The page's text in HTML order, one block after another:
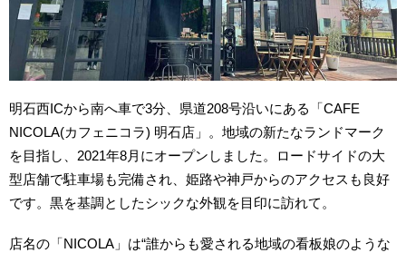
明石西ICから南へ車で3分、県道208号沿いにある「CAFE
NICOLA(カフェニコラ) 明石店」。地域の新たなランドマーク
を目指し、2021年8月にオープンしました。ロードサイドの大
型店舗で駐車場も完備され、姫路や神戸からのアクセスも良好
です。黒を基調としたシックな外観を目印に訪れて。
店名の「NICOLA」は“誰からも愛される地域の看板娘のような